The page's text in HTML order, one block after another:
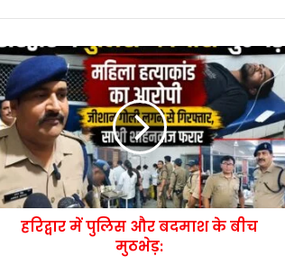
हरिद्वार में पुलिस और बदमाश के बीच
मुठभेड़: